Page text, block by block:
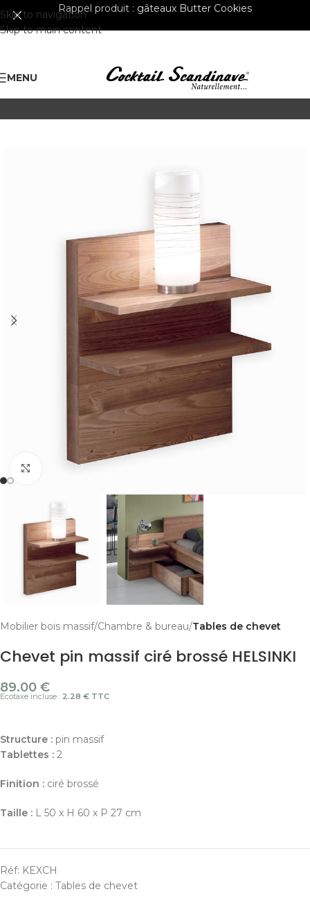
Skip to navigation
Skip to main content
Rappel produit : gâteaux Butter Cookies
MENU
Cliquer pour agrandir
Mobilier bois massif Chambre & bureau Tables de chevet
Chevet pin massif ciré brossé HELSINKI
89.00 €
Ecotaxe incluse : 2.28 € TTC
Structure : pin massif
Tablettes : 2
Finition : ciré brossé
Taille : L 50 x H 60 x P 27 cm
Réf: KEXCH
Catégorie : Tables de chevet